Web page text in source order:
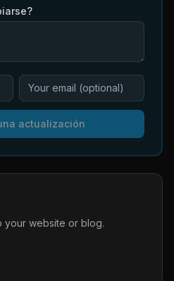
actualización
your website or blog.